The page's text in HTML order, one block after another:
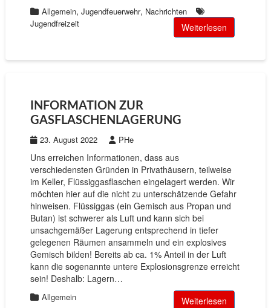
Allgemein, Jugendfeuerwehr, Nachrichten
Jugendfreizeit
Weiterlesen
INFORMATION ZUR
GASFLASCHENLAGERUNG
23. August 2022 PHe
Uns erreichen Informationen, dass aus
verschiedensten Gründen in Privathäusern, teilweise
im Keller, Flüssiggasflaschen eingelagert werden. Wir
möchten hier auf die nicht zu unterschätzende Gefahr
hinweisen. Flüssiggas (ein Gemisch aus Propan und
Butan) ist schwerer als Luft und kann sich bei
unsachgemäßer Lagerung entsprechend in tiefer
gelegenen Räumen ansammeln und ein explosives
Gemisch bilden! Bereits ab ca. 1% Anteil in der Luft
kann die sogenannte untere Explosionsgrenze erreicht
sein! Deshalb: Lagern…
Allgemein Weiterlesen